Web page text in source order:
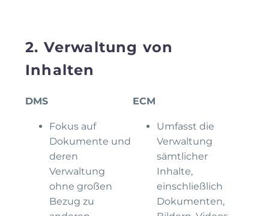
2. Verwaltung von
Inhalten
DMS
Fokus auf
Dokumente und
deren
Verwaltung
ohne großen
Bezug zu
ECM
Umfasst die
Verwaltung
sämtlicher
Inhalte,
einschließlich
Dokumenten,